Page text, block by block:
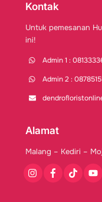
Kontak
Untuk pemesanan
ini!
Admin 1 :
Admin 2 :
Alamat
Malang – Kediri –
InstagramFacebook
Tiktok